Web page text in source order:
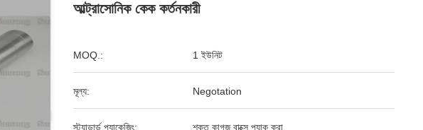
আল্ট্রাসোনিক কেক কর্তনকারী
MOQ.: 1 ইউনিট
মূল্য: Negotation
স্ট্যান্ডার্ড প্যাকেজিং: শক্ত কাগজ বাক্সে প্যাক করা